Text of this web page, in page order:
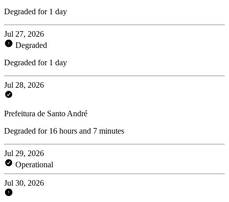
Degraded for 1 day
Jul 27, 2026
Degraded
Degraded for 1 day
Jul 28, 2026
Prefeitura de Santo André
Degraded for 16 hours and 7 minutes
Jul 29, 2026
Operational
Jul 30, 2026